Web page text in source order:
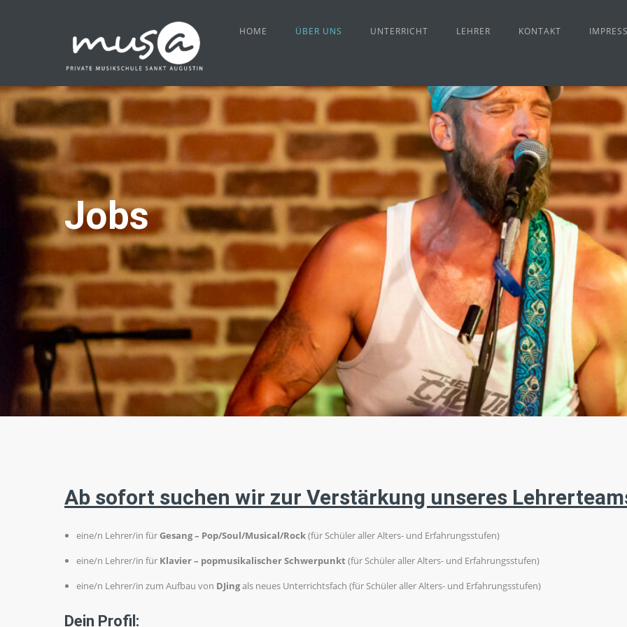
HOME ÜBER UNS UNTERRICHT LEHRER KONTAKT
Jobs
Ab sofort suchen wir zur Verstärkung unseres
eine/n Lehrer/in fürGesang – Pop/Soul/Musical/Rock(für Schüler aller Alters- und Erfahrungsstufen)
eine/n Lehrer/in für Klavier – popmusikalischer Schwerpunkt (für Schüler aller Alters- und Erfahrungsstufen)
eine/n Lehrer/in zum Aufbau von DJingals neues Unterrichtsfach (für Schüler aller Alters- und Erfahrungsstufen)
Dein Profil: